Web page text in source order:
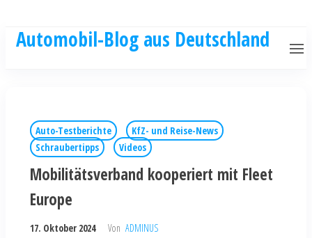
Automobil-Blog aus Deutschland
Auto-Testberichte
KfZ- und Reise-News
Schraubertipps
Videos
Mobilitätsverband kooperiert mit Fleet
Europe
17. Oktober 2024 Von ADMINUS